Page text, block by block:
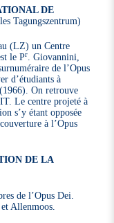
DE
Tagungszentrum)
(LZ) un Centre
le Pr. Giovannini,
de l’Opus
d’étudiants à
On retrouve
Le centre projeté à
s’y étant opposée
à l’Opus
DE LA
de l’Opus Dei.
Allenmoos.